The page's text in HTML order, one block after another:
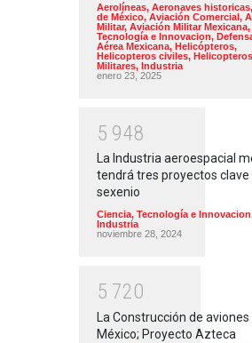
Aerolíneas, Aeronaves historicas,
de México, Aviación Comercial,
Militar, Aviación Militar Mexicana,
Tecnología e Innovacion,
Aérea Mexicana, Helicópteros,
Helicopteros civiles, Helicopteros
Militares, Industria
enero 23, 2025
5 948
La Industria aeroespacial
tendrá tres proyectos clave
sexenio
Ciencia, Tecnología e Innovacion
Industria
noviembre 28, 2024
5 720
La Construcción de aviones
México; Proyecto Azteca